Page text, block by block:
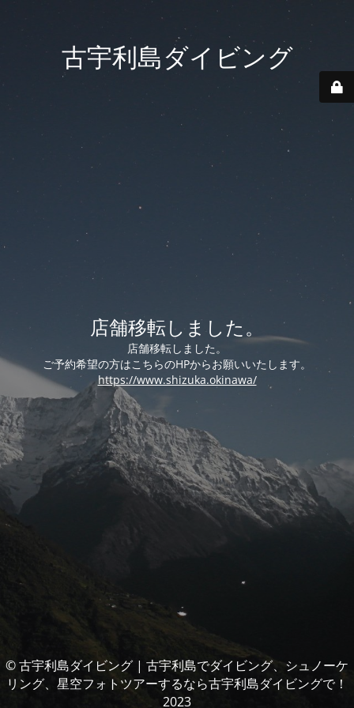
古宇利島ダイビング
店舗移転しました。
店舗移転しました。
ご予約希望の方はこちらのHPからお願いいたします。
https://www.shizuka.okinawa/
© 古宇利島ダイビング | 古宇利島でダイビング、シュノーケ
リング、星空フォトツアーするなら古宇利島ダイビングで！
2023